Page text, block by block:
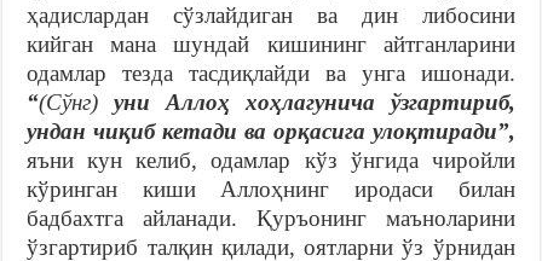
ҳадислардан сўзлайдиган ва дин либосини
кийган мана шундай кишининг айтганларини
одамлар тезда тасдиқлайди ва унга ишонади.
“(Сўнг) уни Аллоҳ хоҳлагунича ўзгартириб,
ундан чиқиб кетади ва орқасига улоқтиради”,
яъни кун келиб, одамлар кўз ўнгида чиройли
кўринган киши Аллоҳнинг иродаси билан
бадбахтга айланади. Қуръонинг маъноларини
ўзгартириб талқин қилади, оятларни ўз ўрнидан